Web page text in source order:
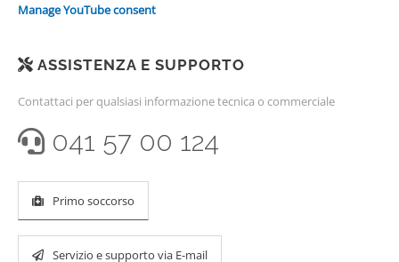
Manage YouTube consent
ASSISTENZA E SUPPORTO
Contattaci per qualsiasi informazione tecnica o commerciale
041 57 00 124
Primo soccorso
Servizio e supporto via E-mail